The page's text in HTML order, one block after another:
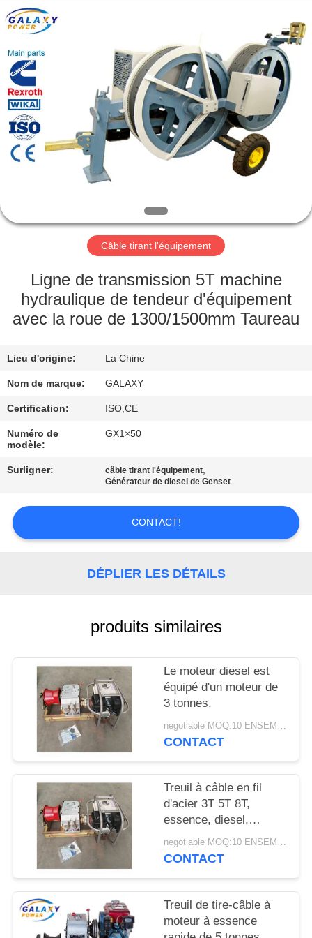
ACCUEIL
PRODUITS
À
PROPOS
DE
NOUS
VISITE
DE
L'USINE
CONTRÔLE
QUALITÉ
CONTACTEZ-
NOUS
LES
AFFAIRES
SITE
PRIVACY
POLICY
Galaxy
power
industry
limited.
Rights
Reserved.
Câble tirant l'équipement
Ligne de transmission 5T machine
hydraulique de tendeur d'équipement
avec la roue de 1300/1500mm Taureau
Lieu d'origine: La Chine
Nom de marque: GALAXY
Certification: ISO,CE
Numéro de
modèle:
GX1×50
Surligner: câble tirant l'équipement,
Générateur de diesel de Genset
CONTACT!
DÉPLIER LES DÉTAILS
produits similaires
Le moteur diesel est
équipé d'un moteur de
3 tonnes.
negotiable MOQ:10 ENSEMBLES
CONTACT
Treuil à câble en fil
d'acier 3T 5T 8T,
essence, diesel,
électrique
negotiable MOQ:10 ENSEMBLES
CONTACT
Treuil de tire-câble à
moteur à essence